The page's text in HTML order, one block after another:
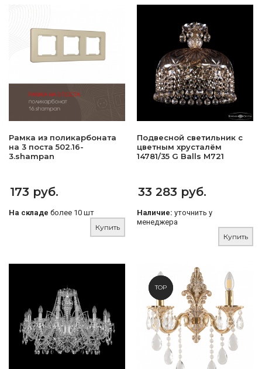
Рамка из поликарбоната
на 3 поста 502.16-
3.shampan
173 руб.
На складе более 10 шт
Купить
Подвесной светильник с
цветным хрусталём
14781/35 G Balls M721
33 283 руб.
Наличие: уточнить у
менеджера
Купить
NEW
TOP